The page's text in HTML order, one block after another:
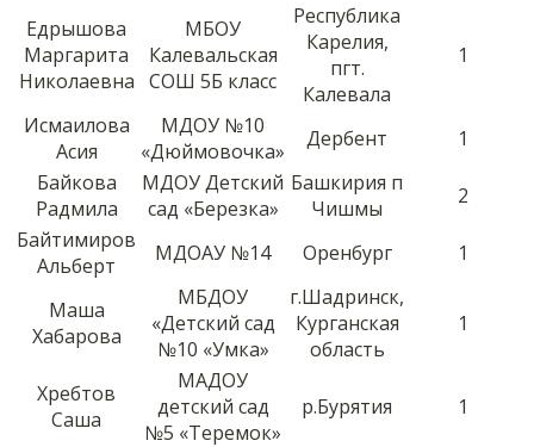
Едрышова
Маргарита
Николаевна
МБОУ
Калевальская
СОШ 5Б класс
Республика
Карелия,
пгт.
Калевала
1
Исмаилова
Асия
МДОУ №10
«Дюймовочка»
Дербент
1
Байкова
Радмила
МДОУ Детский
сад «Березка»
Башкирия п
Чишмы
2
Байтимиров
Альберт
МДОАУ №14 Оренбург 1
Маша
Хабарова
МБДОУ
«Детский сад
№10 «Умка»
г.Шадринск,
Курганская
область
1
Хребтов
Саша
МАДОУ
детский сад
№5 «Теремок»
р.Бурятия 1